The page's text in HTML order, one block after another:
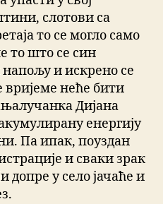
слотови са
то се могло само
то што се син
и искрено се
вријеме неће бити
Дијана
енергију
Па ипак, поуздан
и сваки зрак
допре у село јачаће и